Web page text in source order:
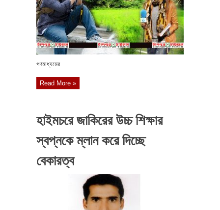
গণমাধ্যমের ...
Read More »
হাইমচরে জাকিরের উচ্চ শিক্ষার
স্বপ্নকে ম্লান করে দিচ্ছে
বেকারত্ব